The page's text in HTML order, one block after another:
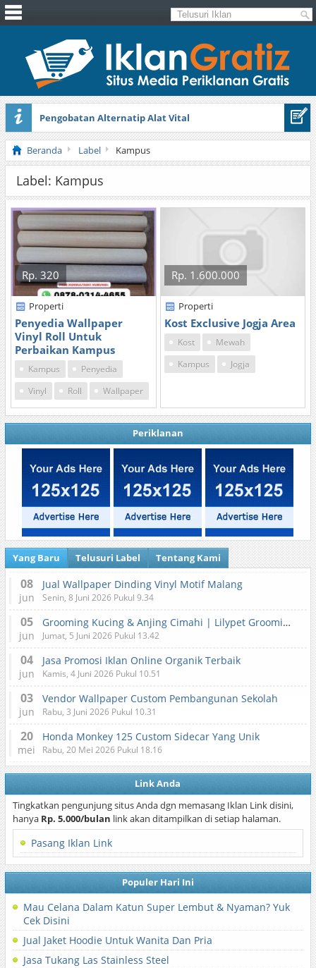
Pengobatan Alternatip Alat Vital
Pita Cantik Pesona
Beranda Label Kampus
Label: Kampus
Rp. 320
Properti
Penyedia Wallpaper
Vinyl Roll Untuk
Perbaikan Kampus
Kampus
Penyedia
Vinyl
Roll Wallpaper
Rp. 1.600.000
Properti
Kost Exclusive Jogja Area
Kost
Mewah
Kampus
Jogja
Periklanan
Yang Baru Telusuri Label Tentang Kami
08
jun
Jual Wallpaper Dinding Vinyl Motif Malang
Senin, 8 Juni 2026 Pukul 9.34
05
jun
Grooming Kucing & Anjing Cimahi | Lilypet Grooming & Pet Hotel
Jumat, 5 Juni 2026 Pukul 13.42
04
jun
Jasa Promosi Iklan Online Organik Terbaik
Kamis, 4 Juni 2026 Pukul 10.51
03
jun
Vendor Wallpaper Custom Pembangunan Sekolah
Rabu, 3 Juni 2026 Pukul 10.31
20
mei
Honda Monkey 125 Custom Sidecar Yang Unik
Rabu, 20 Mei 2026 Pukul 18.16
Link Anda
Tingkatkan pengunjung situs Anda dgn memasang Iklan Link disini,
hanya Rp. 5.000/bulan link akan ditampilkan di setiap halaman.
Pasang Iklan Link
Populer Hari Ini
Mau Celana Dalam Katun Super Lembut & Nyaman? Yuk
Cek Disini
Jual Jaket Hoodie Untuk Wanita Dan Pria
Jasa Tukang Las Stainless Steel